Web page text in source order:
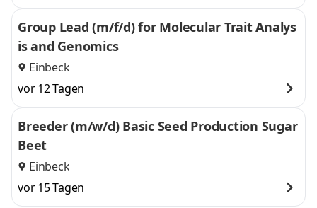
Group Lead (m/f/d) for Molecular Trait Analys
is and Genomics
Einbeck
vor 12 Tagen
Breeder (m/w/d) Basic Seed Production Sugar
Beet
Einbeck
vor 15 Tagen